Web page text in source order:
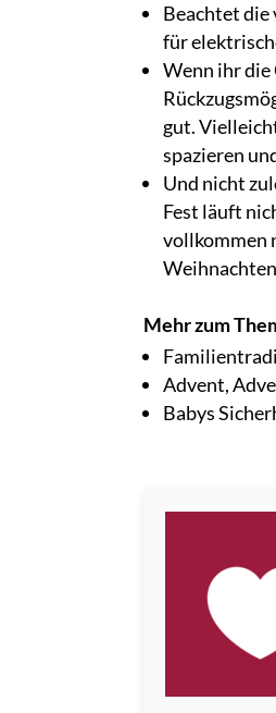
Beachtet
für
Wenn ihr die
gut.
spazieren
Und nicht
Fest läuft
vollkommen
Mehr zum
Advent,
Babys